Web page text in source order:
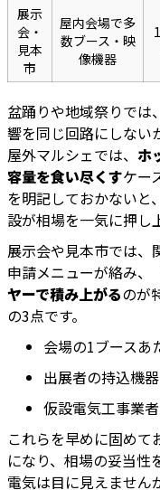
展示
会・
見本
市
屋内会場で多
数ブース・映
像機器
盆踊りや地域祭りでは
響を同じ回路にしない
屋外マルシェでは、 ホ
容量を食い尽くすケー
を明記しておかないと
設が相場を一気に押し
展示会や見本市では、
申請メニューが絡み、
ヤーで積み上がるのが
の3点です。
会場の1ブースあ
出展者の持込機
仮設電気工事業
これらを早めに固めて
になり、相場の妥当性
電気は目に見えません